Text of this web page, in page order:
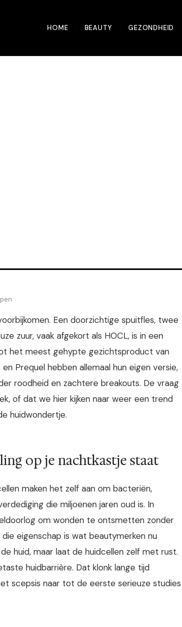
HOME BEAUTY GEZONDHEID
Een doorzichtige spuitfles, twee
zuur, vaak afgekort als HOCL, is in een
het meest gehypte gezichtsproduct van
Prequel hebben allemaal hun eigen versie,
roodheid en zachtere breakouts. De vraag
of dat we hier kijken naar weer een trend
huidwondertje.
op je nachtkastje staat
maken het zelf aan om bacteriën,
die miljoenen jaren oud is. In
om wonden te ontsmetten zonder
eigenschap is wat beautymerken nu
huid, maar laat de huidcellen zelf met rust.
huidbarrière. Dat klonk lange tijd
scepsis naar tot de eerste serieuze studies